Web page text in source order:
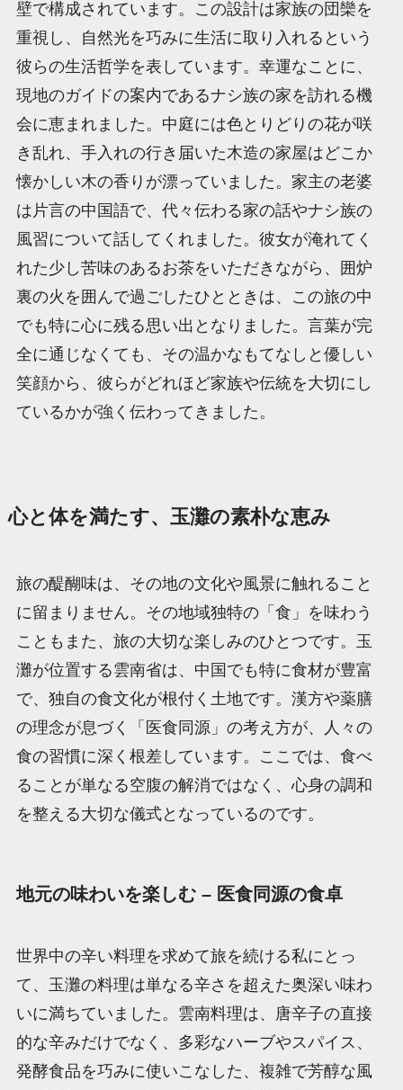
壁で構成されています。この設計は家族の団欒を
重視し、自然光を巧みに生活に取り入れるという
彼らの生活哲学を表しています。幸運なことに、
現地のガイドの案内であるナシ族の家を訪れる機
会に恵まれました。中庭には色とりどりの花が咲
き乱れ、手入れの行き届いた木造の家屋はどこか
懐かしい木の香りが漂っていました。家主の老婆
は片言の中国語で、代々伝わる家の話やナシ族の
風習について話してくれました。彼女が淹れてく
れた少し苦味のあるお茶をいただきながら、囲炉
裏の火を囲んで過ごしたひとときは、この旅の中
でも特に心に残る思い出となりました。言葉が完
全に通じなくても、その温かなもてなしと優しい
笑顔から、彼らがどれほど家族や伝統を大切にし
ているかが強く伝わってきました。
心と体を満たす、玉灘の素朴な恵み
旅の醍醐味は、その地の文化や風景に触れること
に留まりません。その地域独特の「食」を味わう
こともまた、旅の大切な楽しみのひとつです。玉
灘が位置する雲南省は、中国でも特に食材が豊富
で、独自の食文化が根付く土地です。漢方や薬膳
の理念が息づく「医食同源」の考え方が、人々の
食の習慣に深く根差しています。ここでは、食べ
ることが単なる空腹の解消ではなく、心身の調和
を整える大切な儀式となっているのです。
地元の味わいを楽しむ – 医食同源の食卓
世界中の辛い料理を求めて旅を続ける私にとっ
て、玉灘の料理は単なる辛さを超えた奥深い味わ
いに満ちていました。雲南料理は、唐辛子の直接
的な辛みだけでなく、多彩なハーブやスパイス、
発酵食品を巧みに使いこなした、複雑で芳醇な風